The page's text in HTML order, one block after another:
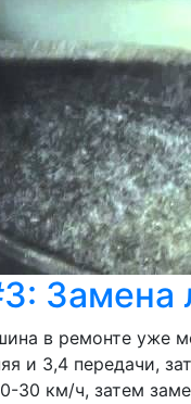
в ремонте уже
и 3,4 передачи,
км/ч, затем